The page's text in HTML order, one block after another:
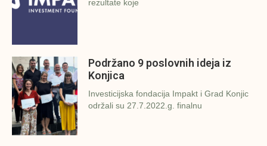
rezultate koje
Podržano 9 poslovnih ideja iz
Konjica
Investicijska fondacija Impakt i Grad Konjic
održali su 27.7.2022.g. finalnu